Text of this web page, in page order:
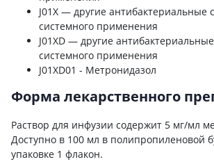
J01X — другие антибактериальные
системного применения
J01XD — другие
системного применения
J01XD01 - Метронидазол
Форма лекарственного
Раствор для инфузии содержит 5 мг/мл
Доступно в 100 мл в полипропиленовой
упаковке 1 флакон.